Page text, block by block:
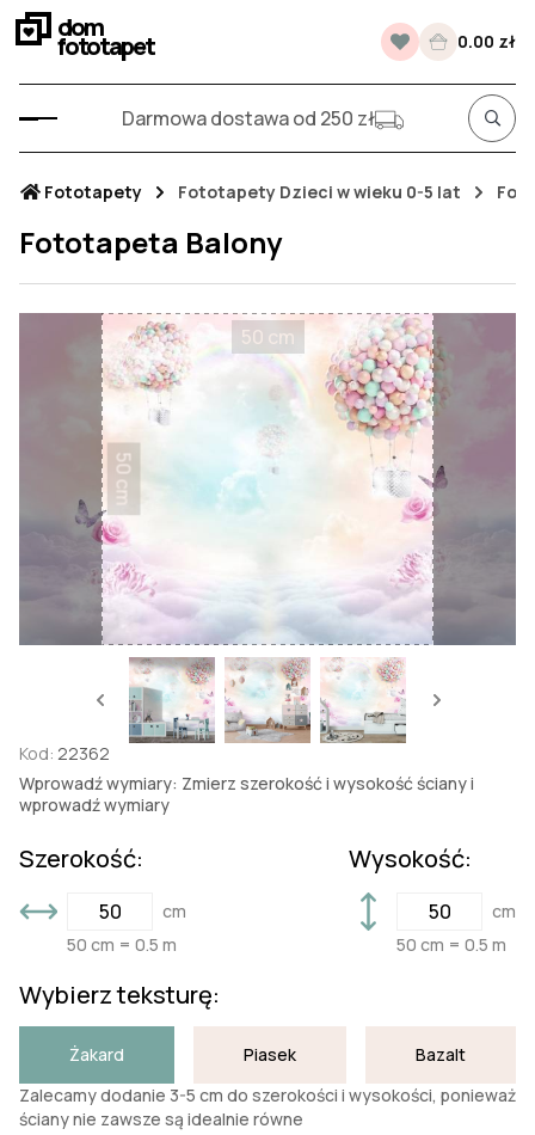
dom
fototapet 0.00 zł
Darmowa dostawa od 250 zł
Fototapety Fototapety Dzieci w wieku 0-5 lat
Fototapeta Balony
50 cm
50 cm
Kod: 22362
Wprowadź wymiary: Zmierz szerokość i wysokość ściany i
wprowadź wymiary
Szerokość:
cm
50 cm = 0.5 m
Wysokość:
cm
50 cm = 0.5 m
Wybierz teksturę:
Żakard Piasek
Bazalt
Zalecamy dodanie 3-5 cm do szerokości i wysokości, ponieważ
ściany nie zawsze są idealnie równe